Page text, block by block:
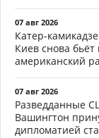
07 авг 2026
Катер-
Киев снова
американский
07 авг 2026
Разведданные
Вашингтон
дипломатией